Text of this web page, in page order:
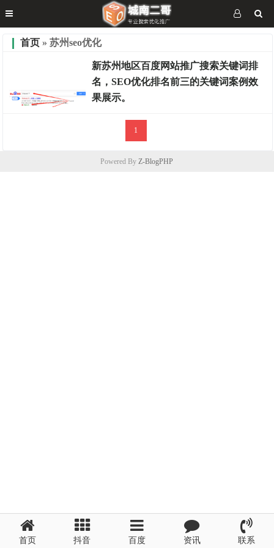
首页 » 苏州seo优化
新苏州地区百度网站推广搜索关键词排
名，SEO优化排名前三的关键词案例效
果展示。
1
Powered ByZ-BlogPHP
首页 抖音 百度 资讯 联系